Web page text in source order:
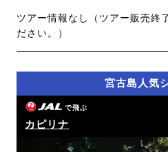
ツアー情報なし（ツアー販売終
ださい。）
宮古島人気
で飛ぶ
カピリナ